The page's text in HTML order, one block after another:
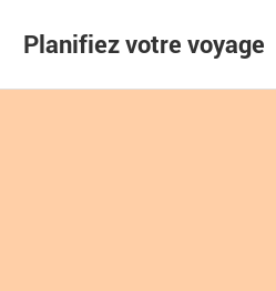
Planifiez votre voyage